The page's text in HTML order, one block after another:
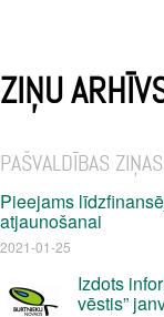
ZIŅU
PAŠVALDĪBAS ZIŅAS
Pieejams
atjaunošanai
2021-01-25
Izdots
vēstis”